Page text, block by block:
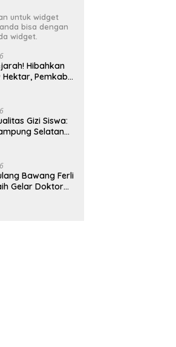
untuk widget
bisa dengan
widget.
Hibahkan
Hektar, Pemkab
Pertama di
Gizi Siswa:
Selatan
di Natar
Bawang Ferli
Gelar Doktor